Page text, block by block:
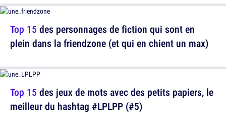
Top 15 des personnages de fiction qui sont en
plein dans la friendzone (et qui en chient un max)
Top 15 des jeux de mots avec des petits papiers, le
meilleur du hashtag #LPLPP (#5)